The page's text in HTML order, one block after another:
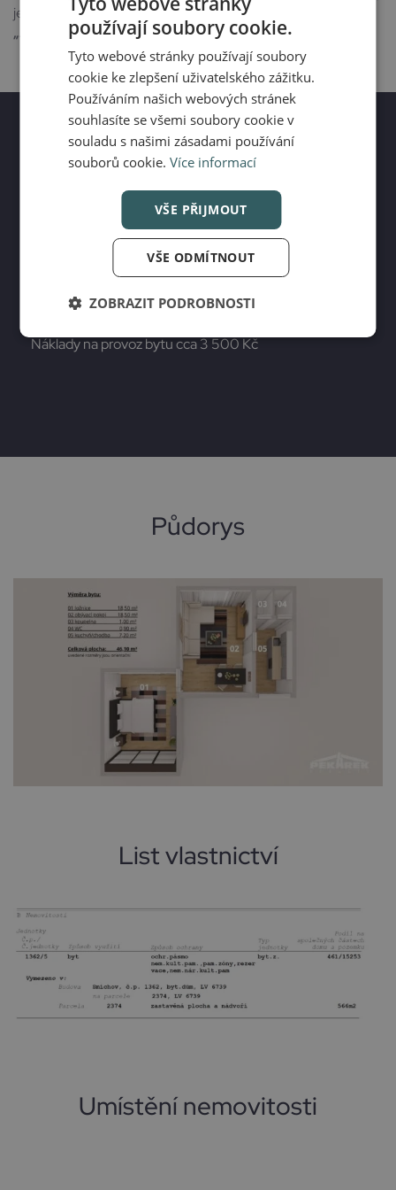
jen
pár minut od domu se nacházístanice tram a metra B
„Anděl“.
Technické parametry
Podlahová plocha bytu 46,10 m² + sklep
Náklady na provoz bytu cca 3 500 Kč
Půdorys
List vlastnictví
Umístění nemovitosti
používají soubory cookie.
Tyto webové stránky používají soubory
cookie ke zlepšení uživatelského zážitku.
Používáním našich webových stránek
souhlasíte se všemi soubory cookie v
souladu s našimi zásadami používání
souborů cookie. Více informací
VŠE PŘIJMOUT
VŠE ODMÍTNOUT
ZOBRAZIT PODROBNOSTI